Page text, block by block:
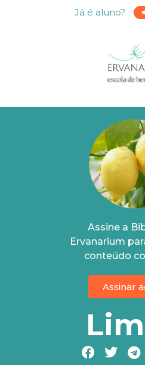
Já é aluno?
Assine a
Ervanarium
conteúdo
Assinar